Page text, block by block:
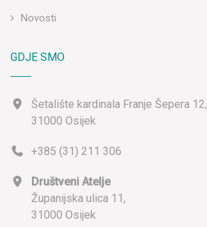
Novosti
GDJE SMO
Šetalište kardinala Franje Šepera 12,
31000 Osijek
+385 (31) 211 306
Društveni Atelje
Županijska ulica 11,
31000 Osijek